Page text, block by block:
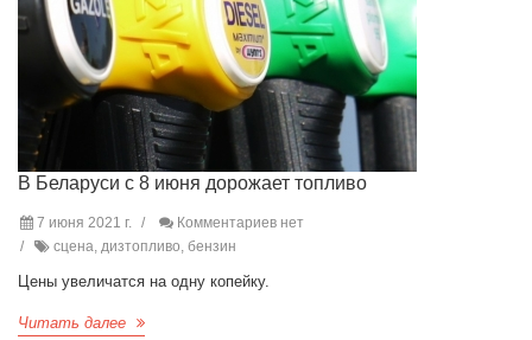
В Беларуси с 8 июня дорожает топливо
7 июня 2021 г.
Комментариев нет
сцена, дизтопливо, бензин
Цены увеличатся на одну копейку.
Читать далее